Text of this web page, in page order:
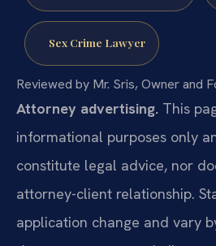
Sex Crime Lawyer
Reviewed by Mr. Sris, Owner and
Attorney advertising. This
informational purposes only
constitute legal advice, nor
attorney-client relationship.
application change and vary